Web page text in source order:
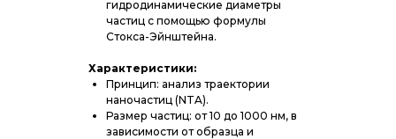
гидродинамические диаметры
частиц с помощью формулы
Стокса-Эйнштейна.
Характеристики:
Принцип: анализ траектории
наночастиц (NTA).
Размер частиц: от 10 до 1000 нм, в
зависимости от образца и